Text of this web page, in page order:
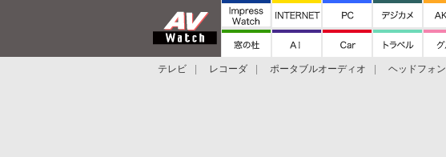
テレビ レコーダ ポータブルオーディオ ヘッドフォン